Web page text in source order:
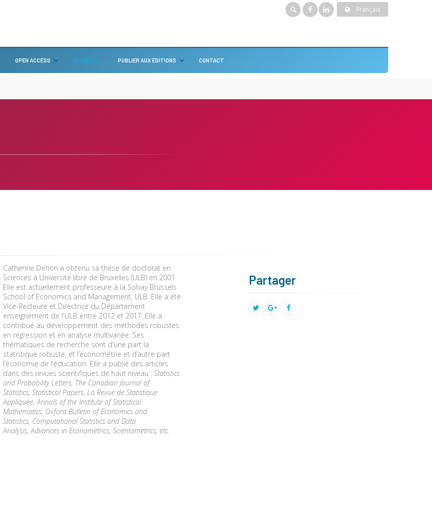
Français
OPEN ACCESS AUTEURS PUBLIER AUX ÉDITIONS CONTACT
Catherine Dehon a obtenu sa thèse de doctorat en
Sciences à Université libre de Bruxelles (ULB) en 2001.
Elle est actuellement professeure à la Solvay Brussels
School of Economics and Management, ULB. Elle a été
Vice-Recteure et Directrice du Département
enseignement de l'ULB entre 2012 et 2017. Elle a
contribué au développement des méthodes robustes
en régression et en analyse multivariée. Ses
thématiques de recherche sont d'une part la
statistique robuste, et l’économétrie et d’autre part
l’économie de l’éducation. Elle a publié des articles
dans des revues scientifiques de haut niveau : Statistics
and Probability Letters, The Canadian Journal of
Statistics, Statistical Papers, La Revue de Statistique
Appliquée, Annals of the Institute of Statistical
Mathematics, Oxford Bulletin of Economics and
Statistics, Computational Statistics and Data
Analysis, Advances in Econometrics, Scientometrics, etc.
Partager